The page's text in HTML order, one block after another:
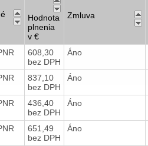
Hodnota
plnenia
v €
Zmluva
608,30
bez DPH
Áno
837,10
bez DPH
Áno
436,40
bez DPH
Áno
651,49
bez DPH
Áno